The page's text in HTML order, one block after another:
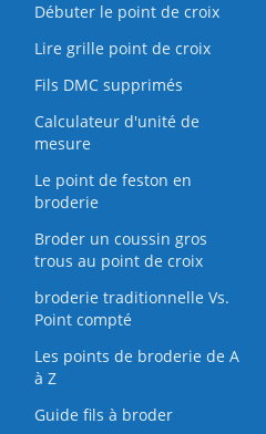
Débuter le point de croix
Lire grille point de croix
Fils DMC supprimés
Calculateur d'unité de
mesure
Le point de feston en
broderie
Broder un coussin gros
trous au point de croix
broderie traditionnelle Vs.
Point compté
Les points de broderie de A
à Z
Guide fils à broder